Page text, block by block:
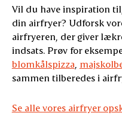
Vil du have inspiration
din airfryer? Udforsk
airfryeren, der giver
indsats. Prøv for
blomkålspizza
sammen tilberedes i
Se alle vores airfryer